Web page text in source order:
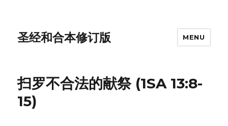
圣经和合本修订版 MENU
扫罗不合法的献祭 (1SA 13:8-
15)